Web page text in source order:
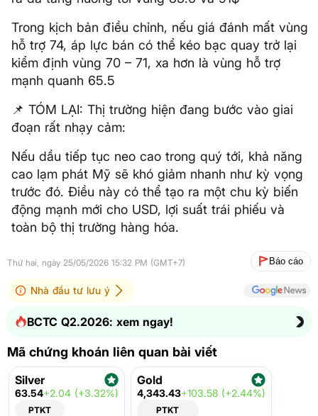
Trong kịch bản điều chỉnh, nếu giá đánh mất vùng
hỗ trợ 74, áp lực bán có thể kéo bạc quay trở lại
kiểm định vùng 70 – 71, xa hơn là vùng hỗ trợ
mạnh quanh 65.5
📌 TÓM LẠI: Thị trường hiện đang bước vào giai
đoạn rất nhạy cảm:
Nếu dầu tiếp tục neo cao trong quý tới, khả năng
cao lạm phát Mỹ sẽ khó giảm nhanh như kỳ vọng
trước đó. Điều này có thể tạo ra một chu kỳ biến
động mạnh mới cho USD, lợi suất trái phiếu và
toàn bộ thị trường hàng hóa.
Thứ hai, ngày 25/05/2026 15:32 PM (GMT+7) Báo cáo
Nhà đầu tư lưu ý
BCTC Q2.2026: xem ngay!
Mã chứng khoán liên quan bài viết
Silver
63.54+2.04 (+3.32%)
PTKT
Gold
4,343.43+103.58 (+2.44%)
PTKT